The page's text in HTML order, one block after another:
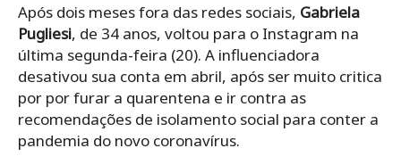
Após dois meses fora das redes sociais, Gabriela
Pugliesi, de 34 anos, voltou para o Instagram na
última segunda-feira (20). A influenciadora
desativou sua conta em abril, após ser muito critica
por por furar a quarentena e ir contra as
recomendações de isolamento social para conter a
pandemia do novo coronavírus.